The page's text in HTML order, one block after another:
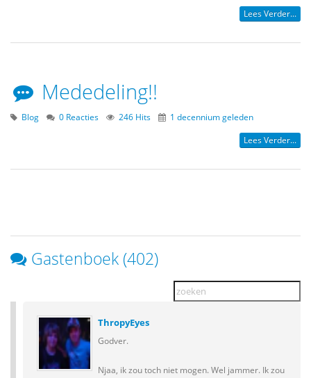
Lees Verder...
Mededeling!!
Blog 0 Reacties 246 Hits 1 decennium geleden
Lees Verder...
Gastenboek (402)
ThropyEyes
Godver.
Njaa, ik zou toch niet mogen. Wel jammer. Ik zou